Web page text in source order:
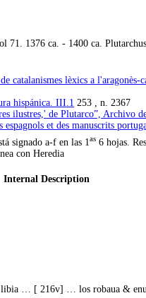
1376 ca. - 1400 ca.
catalanismes lèxics a
hispánica. III.1 253 , n. 2367
ilustres,' de Plutarco”, Archivo
et des manuscrits
signado a-f en las 1as 6 hojas.
con Heredia
Internal Description
… [ 216v] … los robaua &